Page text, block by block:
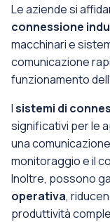
Le aziende si
connessione
macchinari e
comunicazione
funzionamento
Isistemi di
significativi per le
una
monitoraggio e il
Inoltre, possono
operativa,
produttività